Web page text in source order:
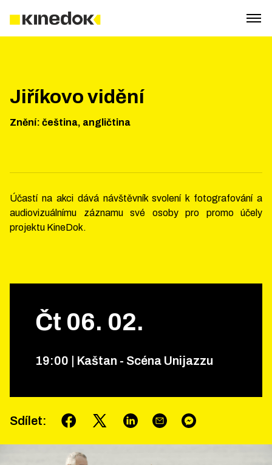
Jiříkovo vidění
Znění: čeština, angličtina
Účastí na akci dává návštěvník svolení k fotografování a
audiovizuálnímu záznamu své osoby pro promo účely
projektu KineDok.
Čt 06. 02.
19:00 Kaštan - Scéna Unijazzu
Sdílet: